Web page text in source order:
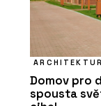
Domov pro
spousta